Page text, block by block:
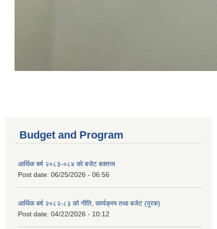
Budget and Program
आर्थिक बर्ष २०८३-०८४ को बजेट बक्तव्य
Post date: 06/25/2026 - 06:56
आर्थिक बर्ष २०८२-८३ को नीति, कार्यक्रम तथा बजेट (पुरक)
Post date: 04/22/2026 - 10:12